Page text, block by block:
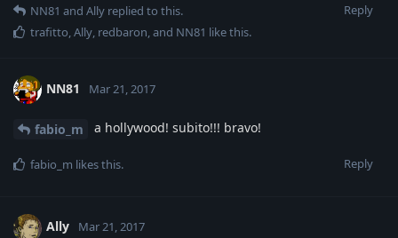
Reply
NN81 and Ally replied to this.
trafitto,Ally, redbaron, and NN81 like this.
NN81 Mar 21, 2017
fabio_m a hollywood! subito!!! bravo!
Reply
fabio_m likes this.
Ally Mar 21, 2017